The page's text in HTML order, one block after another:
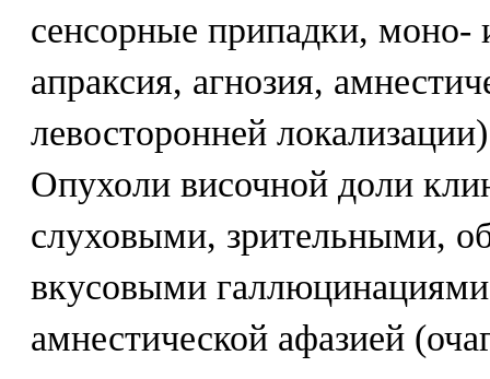
сенсорные припадки, моно-
апраксия, агнозия,
левосторонней
Опухоли височной доли
слуховыми, зрительными,
вкусовыми
амнестической афазией